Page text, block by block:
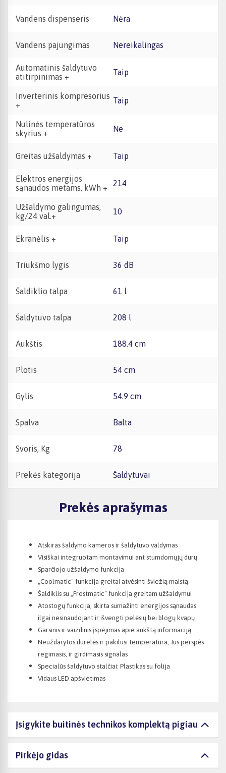
Vandens dispenseris Nėra
Vandens pajungimas Nereikalingas
Automatinis šaldytuvo
atitirpinimas +
Taip
Inverterinis kompresorius
+
Taip
Nulinės temperatūros
skyrius +
Ne
Greitas užšaldymas + Taip
Elektros energijos
sąnaudos metams, kWh +
214
Užšaldymo galingumas,
kg/24 val.+
10
Ekranėlis + Taip
Triukšmo lygis 36 dB
Šaldiklio talpa 61 l
Šaldytuvo talpa 208 l
Aukštis 188.4 cm
Plotis 54 cm
Gylis 54.9 cm
Spalva Balta
Svoris, Kg 78
Prekės kategorija Šaldytuvai
Prekės aprašymas
Atskiras šaldymo kameros ir šaldytuvo valdymas
Visiškai integruotam montavimui ant stumdomųjų durų
Sparčiojo užšaldymo funkcija
„Coolmatic“ funkcija greitai atvėsinti šviežią maistą
Šaldiklis su „Frostmatic“ funkcija greitam užšaldymui
Atostogų funkcija, skirta sumažinti energijos sąnaudas
ilgai nesinaudojant ir išvengti pelėsių bei blogų kvapų
Garsinis ir vaizdinis įspėjimas apie aukštą informaciją
Neuždarytos durelės ir pakilusi temperatūra, Jus perspės
regimasis, ir girdimasis signalas
Specialūs šaldytuvo stalčiai: Plastikas su folija
Vidaus LED apšvietimas
Įsigykite buitinės technikos komplektą pigiau
Pirkėjo gidas